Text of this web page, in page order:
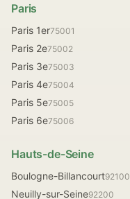
Paris
Paris 1er75001
Paris 2e75002
Paris 3e75003
Paris 4e75004
Paris 5e75005
Paris 6e75006
Hauts-de-Seine
Boulogne-Billancourt92100
Neuilly-sur-Seine92200